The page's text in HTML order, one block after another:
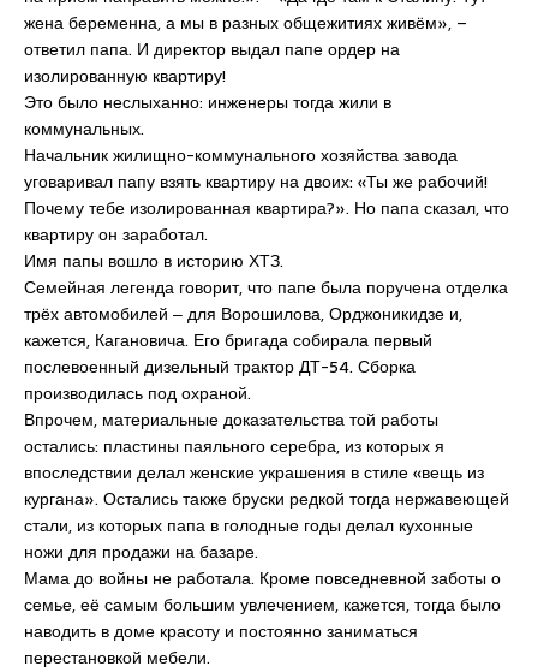
жена беременна, а мы в разных общежитиях живём», –
ответил папа. И директор выдал папе ордер на
изолированную квартиру!
Это было неслыханно: инженеры тогда жили в
коммунальных.
Начальник жилищно-коммунального хозяйства завода
уговаривал папу взять квартиру на двоих: «Ты же рабочий!
Почему тебе изолированная квартира?». Но папа сказал, что
квартиру он заработал.
Имя папы вошло в историю ХТЗ.
Семейная легенда говорит, что папе была поручена отделка
трёх автомобилей ‒ для Ворошилова, Орджоникидзе и,
кажется, Кагановича. Его бригада собирала первый
послевоенный дизельный трактор ДТ-54. Сборка
производилась под охраной.
Впрочем, материальные доказательства той работы
остались: пластины паяльного серебра, из которых я
впоследствии делал женские украшения в стиле «вещь из
кургана». Остались также бруски редкой тогда нержавеющей
стали, из которых папа в голодные годы делал кухонные
ножи для продажи на базаре.
Мама до войны не работала. Кроме повседневной заботы о
семье, её самым большим увлечением, кажется, тогда было
наводить в доме красоту и постоянно заниматься
перестановкой мебели.